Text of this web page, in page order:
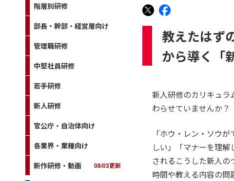
教えたはず
から導く「
新人研修のカリキュラ
わらせていませんか？
「ホウ・レン・ソウ
しい」「マナーを理
されるこうした新人
時間や教える内容の問
階層別研修
部長・幹部・経営層向け
管理職研修
中堅社員研修
若手研修
新人研修
官公庁・自治体向け
各業界・業種向け
新作研修・動画 08/03更新